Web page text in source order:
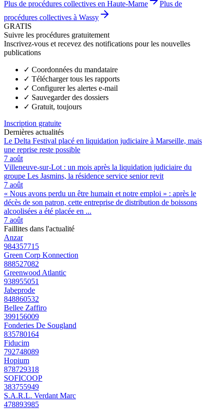
Plus de procédures collectives en Haute-Marne
Plus de
procédures collectives à Wassy
GRATIS
Suivre les procédures gratuitement
Inscrivez-vous et recevez des notifications pour les nouvelles
publications
✓ Coordonnées du mandataire
✓ Télécharger tous les rapports
✓ Configurer les alertes e-mail
✓ Sauvegarder des dossiers
✓ Gratuit, toujours
Inscription gratuite
Dernières actualités
Le Delta Festival placé en liquidation judiciaire à Marseille, mais
une reprise reste possible
7 août
Villeneuve-sur-Lot : un mois après la liquidation judiciaire du
groupe Les Jasmins, la résidence service senior revit
7 août
« Nous avons perdu un être humain et notre emploi » : après le
décès de son patron, cette entreprise de distribution de boissons
alcoolisées a été placée en ...
7 août
Faillites dans l'actualité
Anzar
984357715
Green Corp Konnection
888527082
Greenwood Atlantic
938955051
Jabeprode
848860532
Bellee Zaffiro
399156009
Fonderies De Sougland
835780164
Fiducim
792748089
Hopium
878729318
SOFICOOP
383755949
S.A.R.L. Verdant Marc
478893985